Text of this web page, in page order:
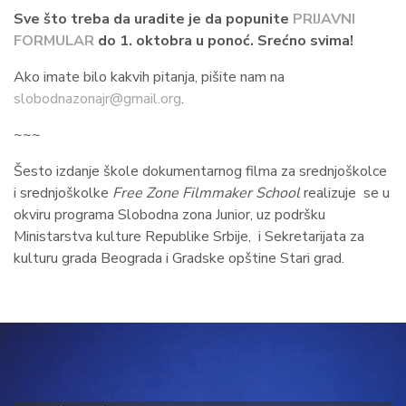
Sve što treba da uradite je da popunite PRIJAVNI
FORMULAR do 1. oktobra u ponoć. Srećno svima!
Ako imate bilo kakvih pitanja, pišite nam na
slobodnazonajr@gmail.org.
~~~
Šesto izdanje škole dokumentarnog filma za srednjoškolce
i srednjoškolke Free Zone Filmmaker Schoolrealizuje se u
okviru programa Slobodna zona Junior, uz podršku
Ministarstva kulture Republike Srbije, i Sekretarijata za
kulturu grada Beograda i Gradske opštine Stari grad.